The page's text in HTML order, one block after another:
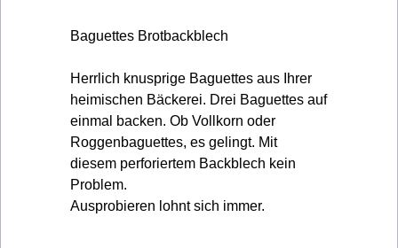
Baguettes Brotbackblech
Herrlich knusprige Baguettes aus Ihrer
heimischen Bäckerei. Drei Baguettes auf
einmal backen. Ob Vollkorn oder
Roggenbaguettes, es gelingt. Mit
diesem perforiertem Backblech kein
Problem.
Ausprobieren lohnt sich immer.